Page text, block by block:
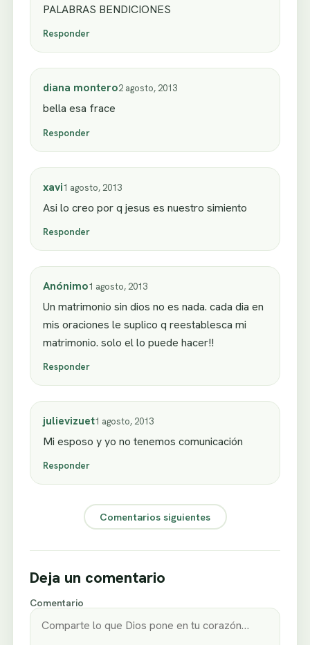
PALABRAS BENDICIONES
Responder
diana montero2 agosto, 2013
bella esa frace
Responder
xavi1 agosto, 2013
Asi lo creo por q jesus es nuestro simiento
Responder
Anónimo1 agosto, 2013
Un matrimonio sin dios no es nada. cada dia en
mis oraciones le suplico q reestablesca mi
matrimonio. solo el lo puede hacer!!
Responder
julievizuet1 agosto, 2013
Mi esposo y yo no tenemos comunicación
Responder
Comentarios siguientes
Deja un comentario
Comentario